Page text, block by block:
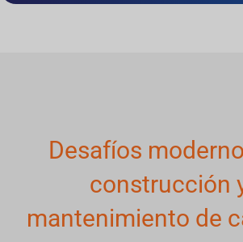
Desafíos
construcción
mantenimiento de